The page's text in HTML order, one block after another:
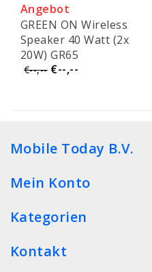
Angebot
GREEN ON Wireless
Speaker 40 Watt (2x
20W) GR65
€--,-- €--,--
Mobile Today B.V.
Mein Konto
Kategorien
Kontakt